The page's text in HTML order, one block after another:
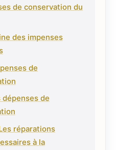
de conservation du
des impenses
de
dépenses de
réparations
à la